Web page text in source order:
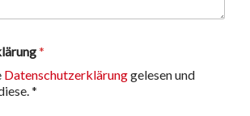
*
Datenschutzerklärunggelesen und
*